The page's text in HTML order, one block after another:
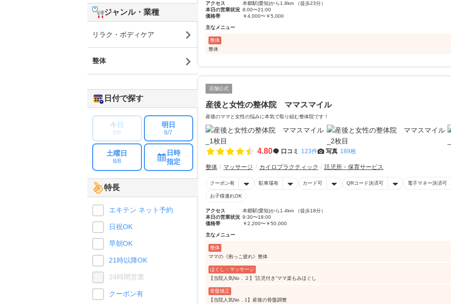
アクセス
本郷駅(愛知)から1.8km （徒歩23分）
本日の営業状況 8:00〜21:00
価格帯
￥4,000〜￥5,000
主なメニュー
整体
整体
店舗公式
産後と女性の整体院 ママスマイル
産後のママと女性の悩みに本気で取り組む整体院です！
4.80 口コミ 123件 写真 189枚
整体 マッサージ カイロプラクティック 託児所・保育サービス
クーポン有 駐車場有 カード可 QRコード決済可 電子マネー決済可
お子様連れOK
アクセス
本郷駅(愛知)から1.4km （徒歩18分）
本日の営業状況 9:30〜18:00
価格帯
￥2,200〜￥50,000
主なメニュー
整体
ママの《抱っこ疲れ》整体
ほぐし・マッサージ
【当院人気No．２】”託児付き”ママ楽もみほぐし
骨盤矯正
【当院人気No．1】産後の骨盤調整
ジャンル・業種
リラク・ボディケア
整体
日付で探す
今日
8/6
明日
8/7
土曜日
8/8
日時
指定
特長
エキテン ネット予約
日祝OK
早朝OK
21時以降OK
24時間営業
クーポン有